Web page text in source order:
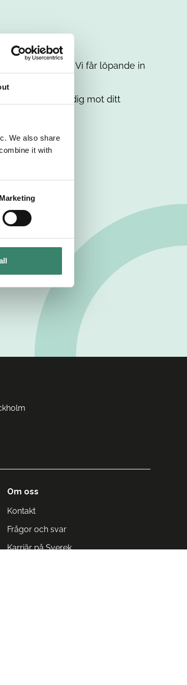
We also share
it with
Marketing
Misströsta inte. Vi får löpande in
matchar vi dig mot ditt
Om oss
Kontakt
Frågor och svar
Karriär på Sverek